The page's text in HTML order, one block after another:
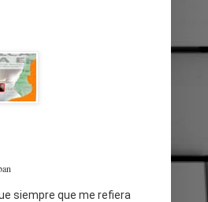
siempre que me refiera